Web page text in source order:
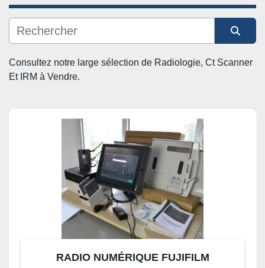
Salle des os pulmonaires
CATÉGORIE
Trier par
Consultez notre large sélection de Radiologie, Ct Scanner
Et IRM à Vendre.
RADIO NUMÉRIQUE FUJIFILM